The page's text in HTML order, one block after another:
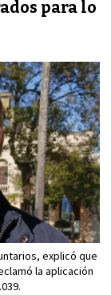
para lo
explicó que
la aplicación